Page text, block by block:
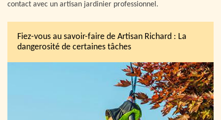
contact avec un artisan jardinier professionnel.
Fiez-vous au savoir-faire de Artisan Richard : La
dangerosité de certaines tâches